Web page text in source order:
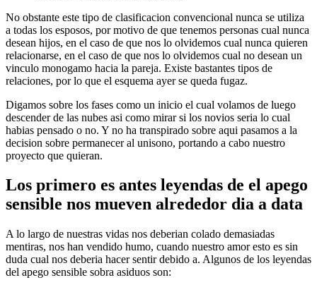
No obstante este tipo de clasificacion convencional nunca se utiliza
a todas los esposos, por motivo de que tenemos personas cual nunca
desean hijos, en el caso de que nos lo olvidemos cual nunca quieren
relacionarse, en el caso de que nos lo olvidemos cual no desean un
vinculo monogamo hacia la pareja. Existe bastantes tipos de
relaciones, por lo que el esquema ayer se queda fugaz.
Digamos sobre los fases como un inicio el cual volamos de luego
descender de las nubes asi­ como mirar si los novios seri­a lo cual
habias pensado o no. Y no ha transpirado sobre aqui pasamos a la
decision sobre permanecer al uni­sono, portando a cabo nuestro
proyecto que quieran.
Los primero es antes leyendas de el apego
sensible nos mueven alrededor dia a data
A lo largo de nuestras vidas nos deberian colado demasiadas
mentiras, nos han vendido humo, cuando nuestro amor esto es sin
duda cual nos deberi­a hacer sentir debido a. Algunos de los leyendas
del apego sensible sobra asiduos son: